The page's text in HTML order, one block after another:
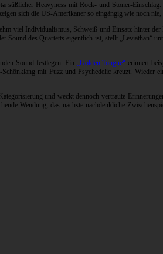
süßlicher Heavyness mit Rock- und Stoner-
sich die US-Amerikaner so eingängig wie noch
viel Individualismus, Schweiß und Einsatz hinter
Sound des Quartetts eigentlich ist, stellt
Sound festlegen. Ein „Golden Tongue“ erinnert
mit Fuzz und Psychedelic kreuzt. Wieder
und weckt dennoch vertraute
Wendung, das nächste nachdenkliche